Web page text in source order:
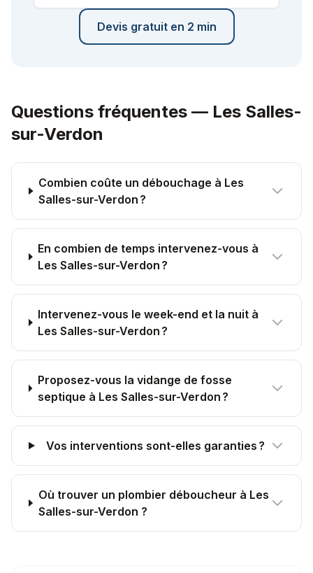
Devis gratuit en 2 min
Questions fréquentes — Les Salles-
sur-Verdon
Combien coûte un débouchage à Les
Salles-sur-Verdon ?
En combien de temps intervenez-vous à
Les Salles-sur-Verdon ?
Intervenez-vous le week-end et la nuit à
Les Salles-sur-Verdon ?
Proposez-vous la vidange de fosse
septique à Les Salles-sur-Verdon ?
Vos interventions sont-elles garanties ?
Où trouver un plombier déboucheur à Les
Salles-sur-Verdon ?